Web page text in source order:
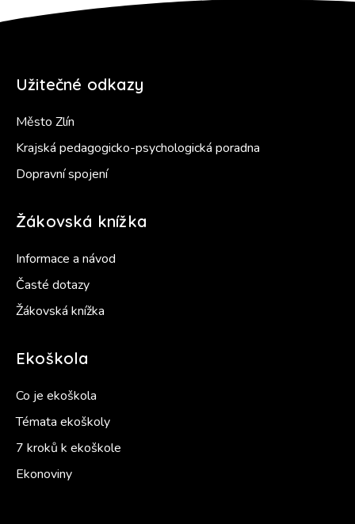
Užitečné odkazy
Město Zlín
Krajská pedagogicko-psychologická poradna
Dopravní spojení
Žákovská knížka
Informace a návod
Časté dotazy
Žákovská knížka
Ekoškola
Co je ekoškola
Témata ekoškoly
7 kroků k ekoškole
Ekonoviny